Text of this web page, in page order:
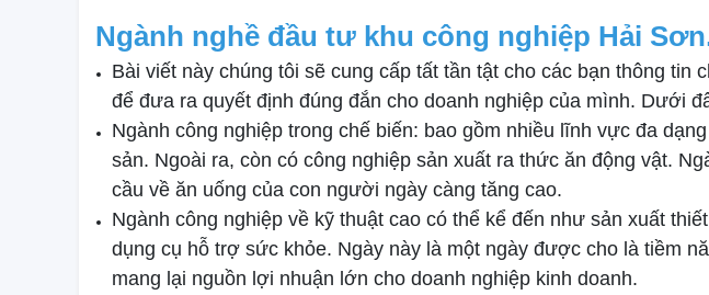
Ngành nghề đầu tư khu công nghiệp Hải
Bài viết này chúng tôi sẽ cung cấp tất tần tật cho các bạn thông tin
để đưa ra quyết định đúng đắn cho doanh nghiệp của mình. Dưới
Ngành công nghiệp trong chế biến: bao gồm nhiều lĩnh vực đa
sản. Ngoài ra, còn có công nghiệp sản xuất ra thức ăn động vật.
cầu về ăn uống của con người ngày càng tăng cao.
Ngành công nghiệp về kỹ thuật cao có thể kể đến như sản xuất
dụng cụ hỗ trợ sức khỏe. Ngày này là một ngày được cho là tiềm
mang lại nguồn lợi nhuận lớn cho doanh nghiệp kinh doanh.